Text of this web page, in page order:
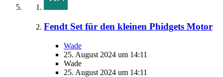
Fendt Set für den kleinen Phidgets Motor
Wade
25. August 2024 um 14:11
Wade
25. August 2024 um 14:11